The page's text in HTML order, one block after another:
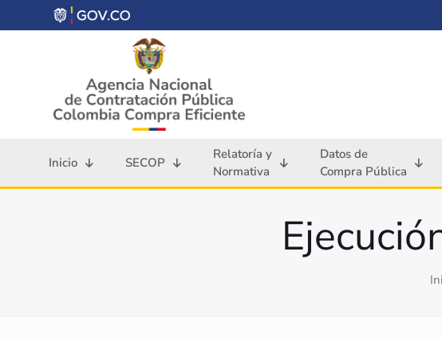
Inicio SECOP
Relatoría y
Normativa
Datos de
Compra Pública